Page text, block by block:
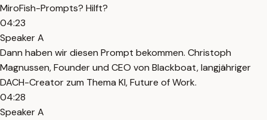
MiroFish-Prompts? Hilft?
04:23
Speaker A
Dann haben wir diesen Prompt bekommen. Christoph
Magnussen, Founder und CEO von Blackboat, langjähriger
DACH-Creator zum Thema KI, Future of Work.
04:28
Speaker A